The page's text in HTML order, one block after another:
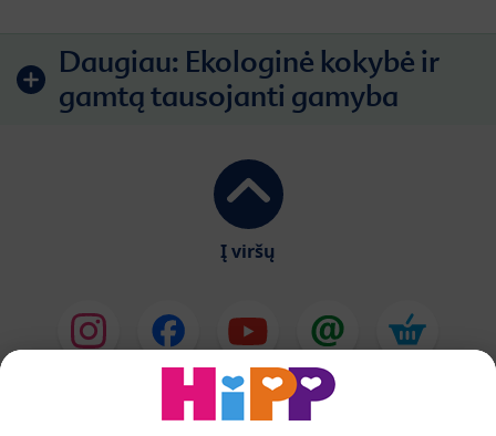
Daugiau: Ekologinė kokybė ir
gamtą tausojanti gamyba
Į viršų
HiPP Pieno mišiniai HiPP Kūdikių maistas